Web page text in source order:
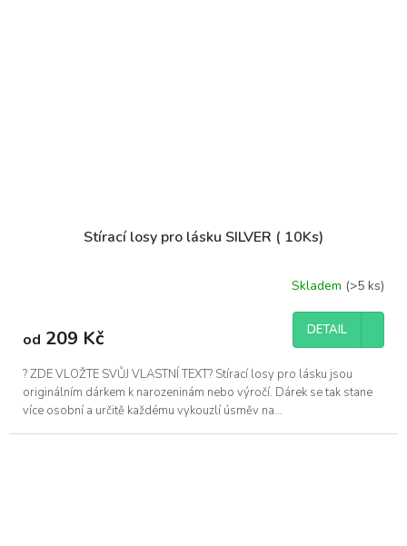
Stírací losy pro lásku SILVER ( 10Ks)
Skladem (>5 ks)
od 209 Kč DETAIL
? ZDE VLOŽTE SVŮJ VLASTNÍ TEXT? Stírací losy pro lásku jsou
originálním dárkem k narozeninám nebo výročí. Dárek se tak stane
více osobní a určitě každému vykouzlí úsměv na...